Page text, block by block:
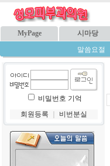
MyPage 시마당
말씀요절
비밀번호 기억
회원등록
비번분실